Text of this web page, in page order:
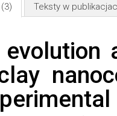
(3) Teksty w